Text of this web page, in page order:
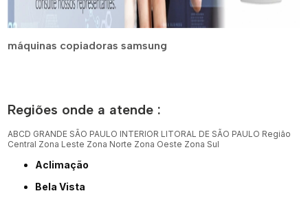
máquinas copiadoras samsung
Regiões onde a atende :
ABCD GRANDE SÃO PAULO INTERIOR LITORAL DE SÃO PAULO Região
Central Zona Leste Zona Norte Zona Oeste Zona Sul
Aclimação
Bela Vista